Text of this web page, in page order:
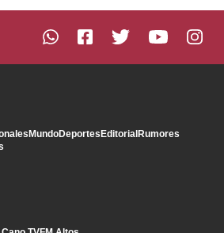
MundoDeportesEditorialRumores